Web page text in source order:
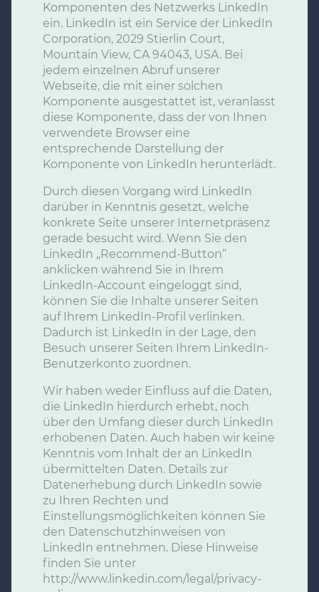
Komponenten des Netzwerks LinkedIn
ein. LinkedIn ist ein Service der LinkedIn
Corporation, 2029 Stierlin Court,
Mountain View, CA 94043, USA. Bei
jedem einzelnen Abruf unserer
Webseite, die mit einer solchen
Komponente ausgestattet ist, veranlasst
diese Komponente, dass der von Ihnen
verwendete Browser eine
entsprechende Darstellung der
Komponente von LinkedIn herunterlädt.
Durch diesen Vorgang wird LinkedIn
darüber in Kenntnis gesetzt, welche
konkrete Seite unserer Internetpräsenz
gerade besucht wird. Wenn Sie den
LinkedIn „Recommend-Button“
anklicken während Sie in Ihrem
LinkedIn-Account eingeloggt sind,
können Sie die Inhalte unserer Seiten
auf Ihrem LinkedIn-Profil verlinken.
Dadurch ist LinkedIn in der Lage, den
Besuch unserer Seiten Ihrem LinkedIn-
Benutzerkonto zuordnen.
Wir haben weder Einfluss auf die Daten,
die LinkedIn hierdurch erhebt, noch
über den Umfang dieser durch LinkedIn
erhobenen Daten. Auch haben wir keine
Kenntnis vom Inhalt der an LinkedIn
übermittelten Daten. Details zur
Datenerhebung durch LinkedIn sowie
zu Ihren Rechten und
Einstellungsmöglichkeiten können Sie
den Datenschutzhinweisen von
LinkedIn entnehmen. Diese Hinweise
finden Sie unter
http://www.linkedin.com/legal/privacy-